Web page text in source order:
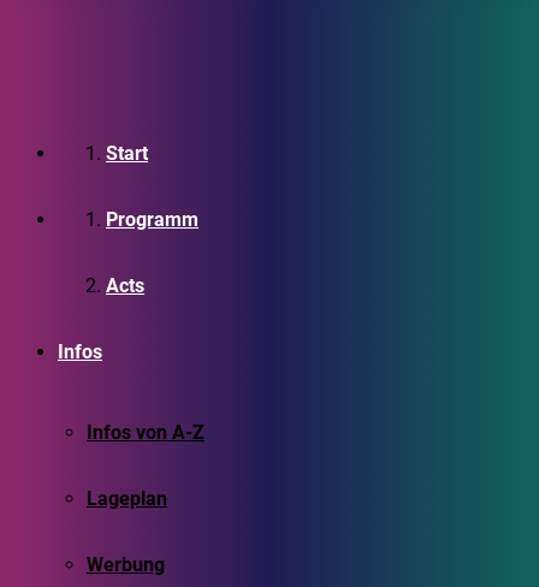
Start
Programm
Acts
Infos
Infos von A-Z
Lageplan
Werbung